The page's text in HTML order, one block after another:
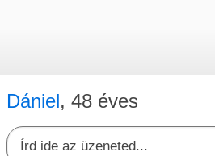
Dániel, 48 éves